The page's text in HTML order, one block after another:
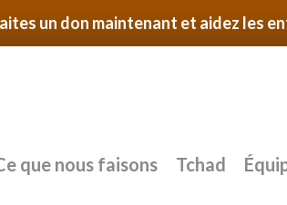
un don maintenant et aidez les
que nous faisons Tchad